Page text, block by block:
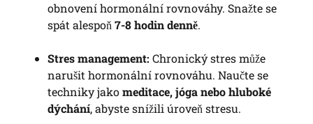
obnovení hormonální rovnováhy. Snažte se
spát alespoň7-8 hodin denně.
Stres management: Chronický stres může
narušit hormonální rovnováhu. Naučte se
techniky jakomeditace, jóga nebo hluboké
dýchání, abyste snížili úroveň stresu.